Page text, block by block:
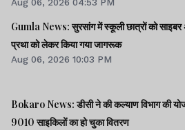
Gumla News: सुरसांग में स्कूली छात्रों को साइबर
प्रथा को लेकर किया गया जागरूक
Aug 06, 2026 10:03 PM
Bokaro News: डीसी ने की कल्याण विभाग की
9010 साइकिलों का हो चुका वितरण